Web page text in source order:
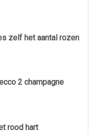
zelf het aantal rozen
2 champagne
rood hart